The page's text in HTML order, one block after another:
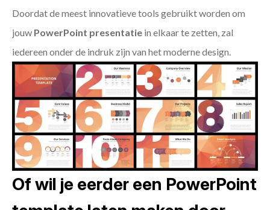
Doordat de meest innovatieve tools gebruikt worden om
jouw PowerPoint presentatie in elkaar te zetten, zal
iedereen onder de indruk zijn van het moderne design.
Of wil je eerder een PowerPoint